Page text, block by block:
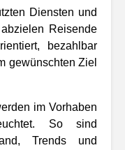
Diensten und
Reisende
bezahlbar
gewünschten Ziel
im Vorhaben
So sind
Trends und